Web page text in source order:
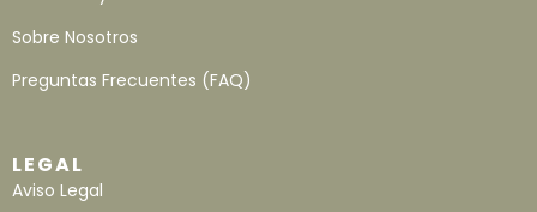
Sobre Nosotros
Preguntas Frecuentes (FAQ)
LEGAL
Aviso Legal